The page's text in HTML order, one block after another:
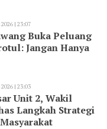
| 23:07
Buka Peluang
Jangan Hanya
| 23:03
Unit 2, Wakil
Langkah Strategi